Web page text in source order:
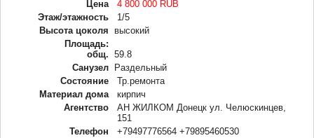
Цена
4 800 000 RUB
Этаж/этажность
1/5
Высота цоколя
высокий
Площадь:
общ.
59.8
Санузел Раздельный
Состояние
Тр.ремонта
Материал дома
кирпич
Агентство
АН ЖИЛКОМ Донецк ул. Челюскинцев,
151
Телефон
+79497776564 +79895460530